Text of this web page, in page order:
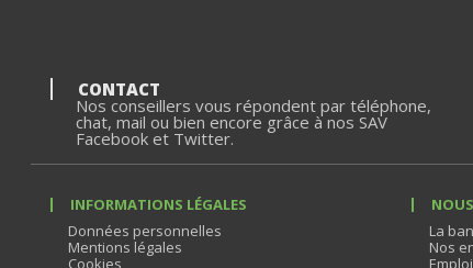
CONTACT
Nos conseillers vous répondent par téléphone,
chat, mail ou bien encore grâce à nos SAV
Facebook et Twitter.
INFORMATIONS LÉGALES
Données personnelles
Mentions légales
Cookies
La
Nos